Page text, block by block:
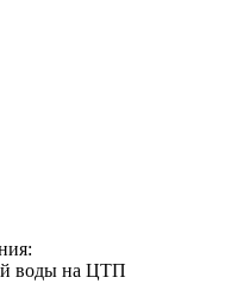
воды на ЦТП